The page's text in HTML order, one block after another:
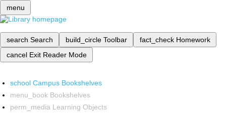
menu
search Search build_circle Toolbar fact_check Homework
cancel Exit Reader Mode
school Campus Bookshelves
menu_book Bookshelves
perm_media Learning Objects